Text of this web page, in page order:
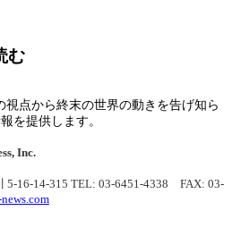
む
視点から終末の世界の動きを告げ知ら
を提供します。
Inc.
5-16-14-315 TEL: 03-6451-4338 FAX: 03-